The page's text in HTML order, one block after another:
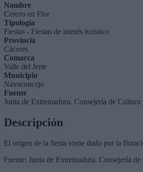
Nombre
Cerezo en Flor
Tipología
Fiestas - Fiestas de interés turístico
Provincia
Cáceres
Comarca
Valle del Jerte
Municipio
Navaconcejo
Fuente
Junta de Extremadura. Consejería de
Descripción
El origen de la fiesta viene dado por la
Fuente: Junta de Extremadura. Consejería